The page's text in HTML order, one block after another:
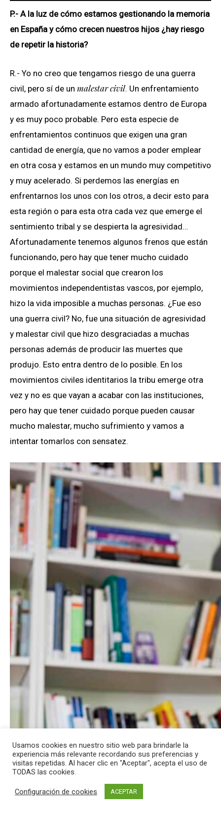
P.- A la luz de cómo estamos gestionando la memoria
en España y cómo crecen nuestros hijos ¿hay riesgo
de repetir la historia?
R.- Yo no creo que tengamos riesgo de una guerra
civil, pero sí de un malestar civil. Un enfrentamiento
armado afortunadamente estamos dentro de Europa
y es muy poco probable. Pero esta especie de
enfrentamientos continuos que exigen una gran
cantidad de energía, que no vamos a poder emplear
en otra cosa y estamos en un mundo muy competitivo
y muy acelerado. Si perdemos las energías en
enfrentarnos los unos con los otros, a decir esto para
esta región o para esta otra cada vez que emerge el
sentimiento tribal y se despierta la agresividad…
Afortunadamente tenemos algunos frenos que están
funcionando, pero hay que tener mucho cuidado
porque el malestar social que crearon los
movimientos independentistas vascos, por ejemplo,
hizo la vida imposible a muchas personas. ¿Fue eso
una guerra civil? No, fue una situación de agresividad
y malestar civil que hizo desgraciadas a muchas
personas además de producir las muertes que
produjo. Esto entra dentro de lo posible. En los
movimientos civiles identitarios la tribu emerge otra
vez y no es que vayan a acabar con las instituciones,
pero hay que tener cuidado porque pueden causar
mucho malestar, mucho sufrimiento y vamos a
intentar tomarlos con sensatez.
Usamos cookies en nuestro sitio web para brindarle la
experiencia más relevante recordando sus preferencias y
visitas repetidas. Al hacer clic en "Aceptar", acepta el uso de
TODAS las cookies.
Configuración de cookies ACEPTAR